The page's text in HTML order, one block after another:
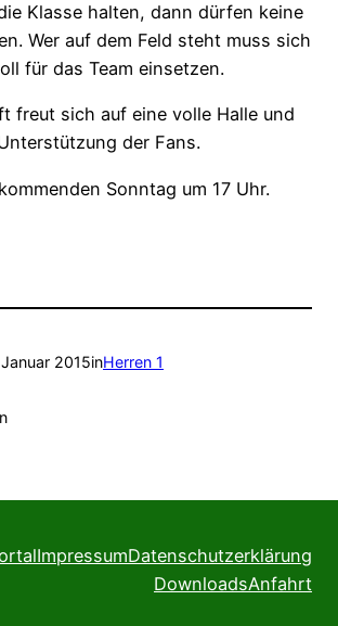
Klasse halten, dann dürfen keine
Wer auf dem Feld steht muss sich
für das Team einsetzen.
freut sich auf eine volle Halle und
der Fans.
Sonntag um 17 Uhr.
2015inHerren 1
ImpressumDatenschutzerklärung
DownloadsAnfahrt